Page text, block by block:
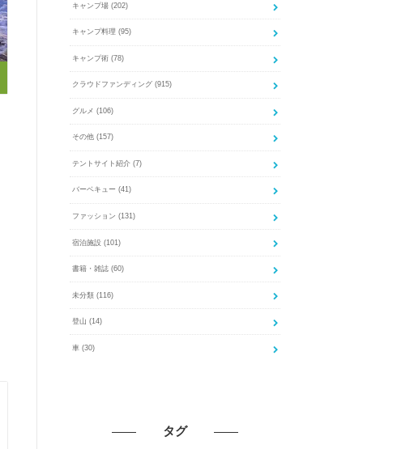
キャンプ場 (202)
キャンプ料理 (95)
キャンプ術 (78)
クラウドファンディング (915)
グルメ (106)
その他 (157)
テントサイト紹介 (7)
バーベキュー (41)
ファッション (131)
宿泊施設 (101)
書籍・雑誌 (60)
未分類 (116)
登山 (14)
車 (30)
タグ